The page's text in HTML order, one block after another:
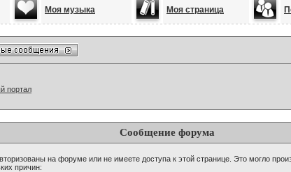
Моя музыка Моя страница
портал
Сообщение форума
на форуме или не имеете доступа к этой странице. Это могло
причин: